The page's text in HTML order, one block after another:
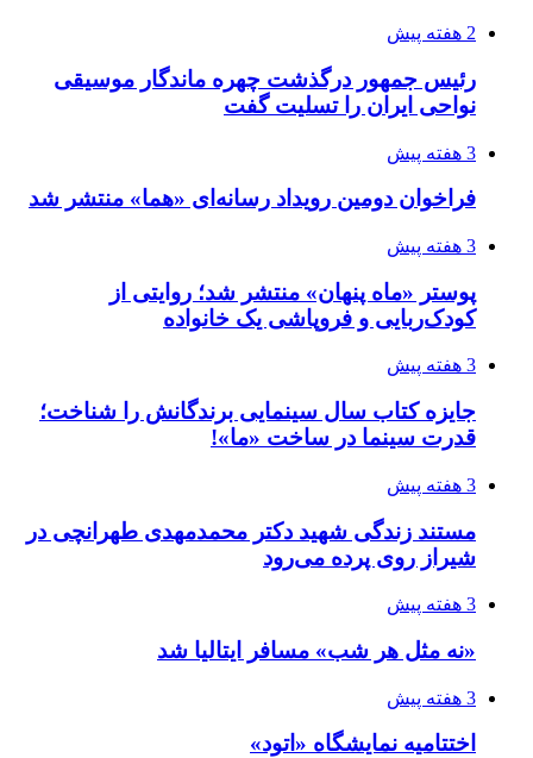
2 هفته پیش
رئیس جمهور درگذشت چهره ماندگار موسیقی
نواحی ایران را تسلیت گفت
3 هفته پیش
فراخوان دومین رویداد رسانه‌ای «هما» منتشر شد
3 هفته پیش
پوستر «ماه پنهان» منتشر شد؛ روایتی از
کودک‌ربایی و فروپاشی یک خانواده
3 هفته پیش
جایزه کتاب سال سینمایی برندگانش را شناخت؛
قدرت سینما در ساخت «ما»!
3 هفته پیش
مستند زندگی شهید دکتر محمدمهدی طهرانچی در
شیراز روی پرده می‌رود
3 هفته پیش
«نه مثل هر شب» مسافر ایتالیا شد
3 هفته پیش
اختتامیه نمایشگاه «اتود»